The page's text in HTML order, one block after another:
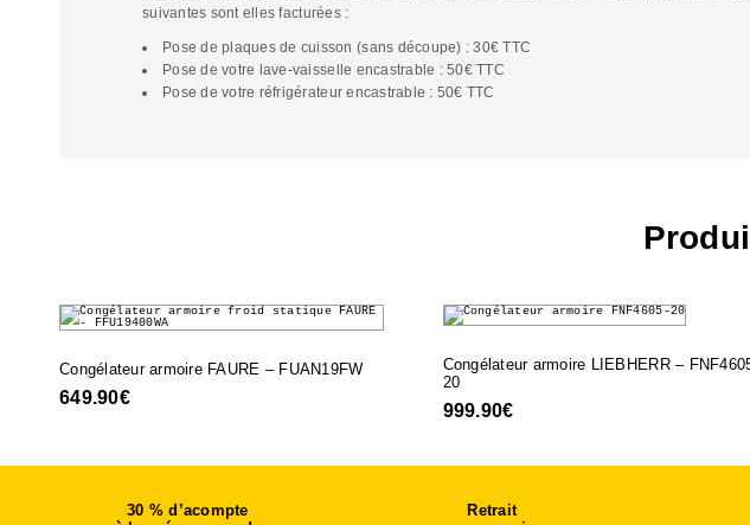
suivantes sont elles facturées :
Pose de plaques de cuisson (sans découpe) : 30€ TTC
Pose de votre lave-vaisselle encastrable : 50€ TTC
Pose de votre réfrigérateur encastrable : 50€ TTC
Congélateur armoire FAURE – FUAN19FW
649.90€
Congélateur armoire LIEBHERR –
20
999.90€
30 % d’acompte
Retrait